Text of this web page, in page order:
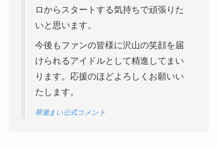
ロからスタートする気持ちで頑張りた
いと思います。
今後もファンの皆様に沢山の笑顔を届
けられるアイドルとして精進してまい
ります。応援のほどよろしくお願いい
たします。
華瀬まい公式コメント